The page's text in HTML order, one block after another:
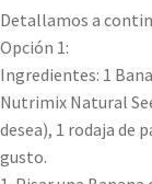
Detallamos a
Opción 1:
Ingredientes: 1
Nutrimix Natural
desea), 1 rodaja de
gusto.